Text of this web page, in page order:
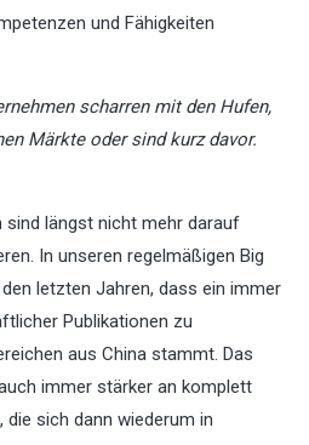
und Fähigkeiten
scharren mit den Hufen,
Märkte oder sind kurz davor.
sind längst nicht mehr darauf
In unseren regelmäßigen Big
letzten Jahren, dass ein immer
Publikationen zu
aus China stammt. Das
immer stärker an komplett
sich dann wiederum in